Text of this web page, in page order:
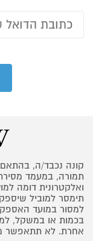
קונה נכבד/ה,
תמורה, במעמד
ואלקטרונית דומה
תימסר למוביל
למסור במועד
בכמות או במשקל,
אחרת. לא תתאפשר